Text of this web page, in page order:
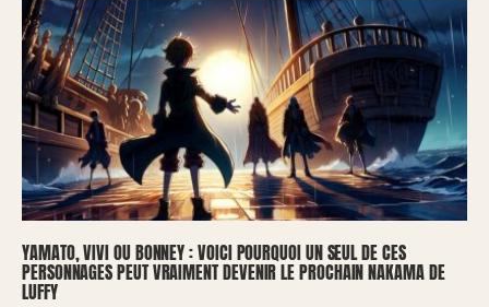
YAMATO, VIVI OU BONNEY : VOICI POURQUOI UN SEUL DE CES
PERSONNAGES PEUT VRAIMENT DEVENIR LE PROCHAIN NAKAMA DE
LUFFY